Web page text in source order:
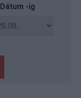
Dátum -ig